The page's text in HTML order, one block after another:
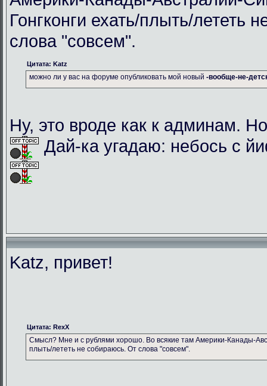
Гонгконги ехать/плыть/лететь
слова "совсем".
Цитата: Katz
можно ли у вас на форуме опубликовать мой новый -вообще-не-
Ну, это вроде как к админам.
Дай-ка угадаю: небось с
Katz, привет!
Цитата: RexX
Смысл? Мне и с рублями хорошо. Во всякие там Америки-Канады-
плыть/лететь не собираюсь. От слова "совсем".